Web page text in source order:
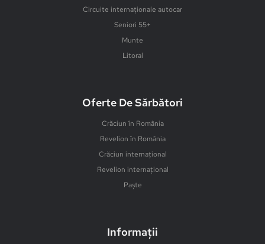
Circuite internaționale autocar
Seniori 55+
Munte
Litoral
Oferte De Sărbători
Crăciun în România
Revelion în România
Crăciun internațional
Revelion internațional
Paște
Informații